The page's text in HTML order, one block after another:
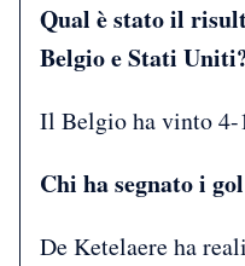
Qual è stato il
Belgio e Stati
Il Belgio ha vinto
Chi ha segnato i
De Ketelaere ha